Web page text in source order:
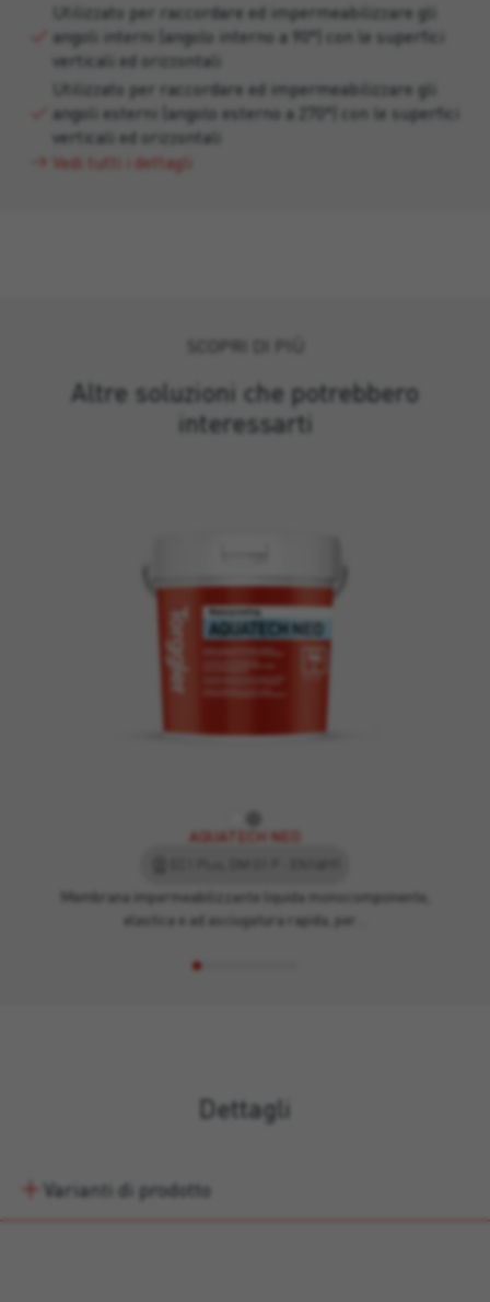
Utilizzato per raccordare ed impermeabilizzare gli
angoli interni (angolo interno a 90°) con le superfici
verticali ed orizzontali
Utilizzato per raccordare ed impermeabilizzare gli
angoli esterni (angolo esterno a 270°) con le superfici
verticali ed orizzontali
Vedi tutti i dettagli
Altre soluzioni che potrebbero
interessarti
AQUATECH NEO
Membrana impermeabilizzante liquida monocomponente,
elastica e ad asciugatura rapida, per…
Dettagli
Varianti di prodotto